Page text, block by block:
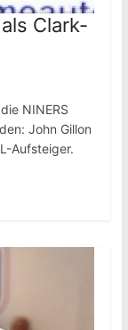
Clark-
NINERS
John Gillon
Aufsteiger.